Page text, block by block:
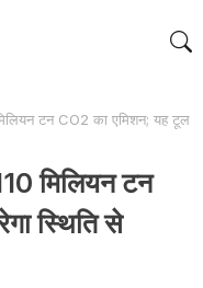
टन CO2 का एमिशन; यह टूल
मिलियन टन
स्थिति से